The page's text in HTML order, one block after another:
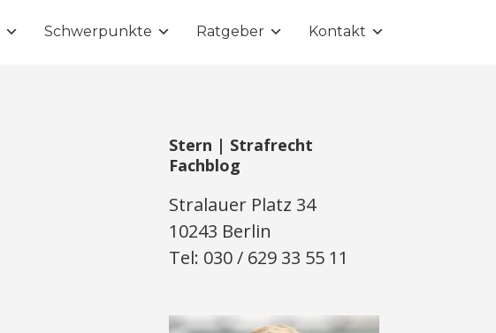
Schwerpunkte Ratgeber Kontakt
Stern | Strafrecht
Fachblog
Stralauer Platz 34
10243 Berlin
Tel: 030 / 629 33 55 11